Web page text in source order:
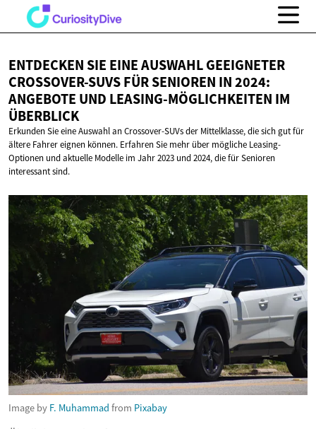
ENTDECKEN SIE EINE AUSWAHL GEEIGNETER
CROSSOVER-SUVS FÜR SENIOREN IN 2024:
ANGEBOTE UND LEASING-MÖGLICHKEITEN IM
ÜBERBLICK
Erkunden Sie eine Auswahl an Crossover-SUVs der Mittelklasse, die sich gut für
ältere Fahrer eignen können. Erfahren Sie mehr über mögliche Leasing-
Optionen und aktuelle Modelle im Jahr 2023 und 2024, die für Senioren
interessant sind.
Image by F. Muhammad from Pixabay